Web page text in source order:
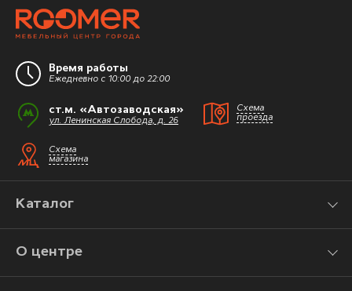
Время работы
Ежедневно с 10:00 до 22:00
ст.м. «Автозаводская»
ул. Ленинская Слобода, д. 26
Схема
проезда
Схема
магазина
Каталог
О центре